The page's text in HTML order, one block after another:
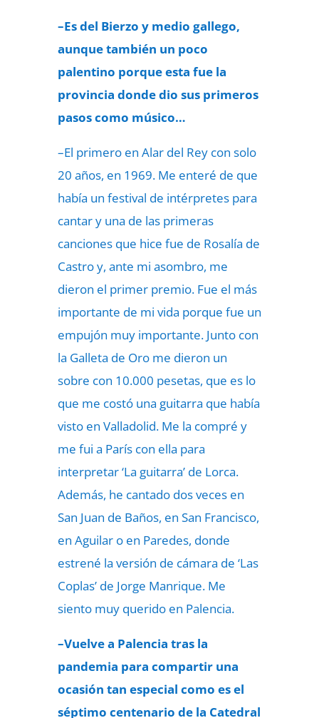
–Es del Bierzo y medio gallego,
aunque también un poco
palentino porque esta fue la
provincia donde dio sus primeros
pasos como músico…
–El primero en Alar del Rey con solo
20 años, en 1969. Me enteré de que
había un festival de intérpretes para
cantar y una de las primeras
canciones que hice fue de Rosalía de
Castro y, ante mi asombro, me
dieron el primer premio. Fue el más
importante de mi vida porque fue un
empujón muy importante. Junto con
la Galleta de Oro me dieron un
sobre con 10.000 pesetas, que es lo
que me costó una guitarra que había
visto en Valladolid. Me la compré y
me fui a París con ella para
interpretar ‘La guitarra’ de Lorca.
Además, he cantado dos veces en
San Juan de Baños, en San Francisco,
en Aguilar o en Paredes, donde
estrené la versión de cámara de ‘Las
Coplas’ de Jorge Manrique. Me
siento muy querido en Palencia.
–Vuelve a Palencia tras la
pandemia para compartir una
ocasión tan especial como es el
séptimo centenario de la Catedral